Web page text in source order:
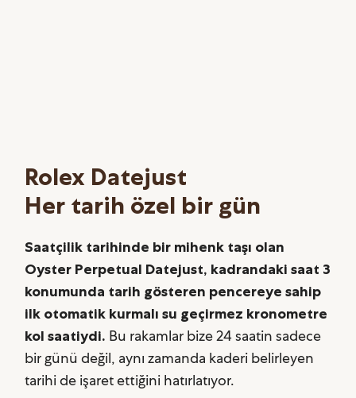
Rolex Datejust
Her tarih özel bir gün
Saatçilik tarihinde bir mihenk taşı olan
Oyster Perpetual Datejust, kadrandaki saat 3
konumunda tarih gösteren pencereye sahip
ilk otomatik kurmalı su geçirmez kronometre
kol saatiydi. Bu rakamlar bize 24 saatin sadece
bir günü değil, aynı zamanda kaderi belirleyen
tarihi de işaret ettiğini hatırlatıyor.